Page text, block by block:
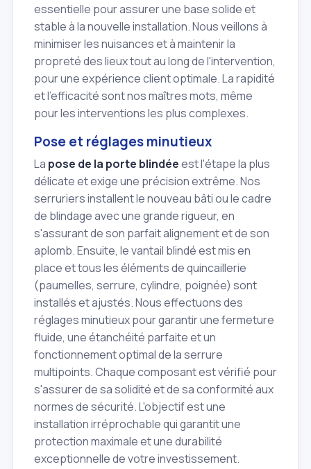
essentielle pour assurer une base solide et
stable à la nouvelle installation. Nous veillons à
minimiser les nuisances et à maintenir la
propreté des lieux tout au long de l'intervention,
pour une expérience client optimale. La rapidité
et l'efficacité sont nos maîtres mots, même
pour les interventions les plus complexes.
Pose et réglages minutieux
La pose de la porte blindéeest l'étape la plus
délicate et exige une précision extrême. Nos
serruriers installent le nouveau bâti ou le cadre
de blindage avec une grande rigueur, en
s'assurant de son parfait alignement et de son
aplomb. Ensuite, le vantail blindé est mis en
place et tous les éléments de quincaillerie
(paumelles, serrure, cylindre, poignée) sont
installés et ajustés. Nous effectuons des
réglages minutieux pour garantir une fermeture
fluide, une étanchéité parfaite et un
fonctionnement optimal de la serrure
multipoints. Chaque composant est vérifié pour
s'assurer de sa solidité et de sa conformité aux
normes de sécurité. L'objectif est une
installation irréprochable qui garantit une
protection maximale et une durabilité
exceptionnelle de votre investissement.